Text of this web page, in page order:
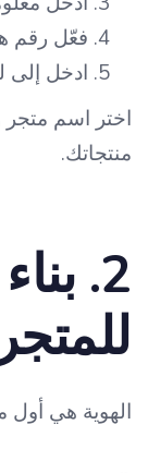
فعّل رقم
ادخل إلى
اختر اسم
منتجاتك.
2.
للمتجر
الهوية هي أول